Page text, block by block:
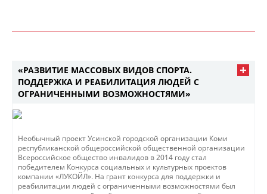
«РАЗВИТИЕ МАССОВЫХ ВИДОВ СПОРТА.
ПОДДЕРЖКА И РЕАБИЛИТАЦИЯ ЛЮДЕЙ С
ОГРАНИЧЕННЫМИ ВОЗМОЖНОСТЯМИ»
Необычный проект Усинской городской организации Коми
республиканской общероссийской общественной организации
Всероссийское общество инвалидов в 2014 году стал
победителем Конкурса социальных и культурных проектов
компании «ЛУКОЙЛ». На грант конкурса для поддержки и
реабилитации людей с ограниченными возможностями был